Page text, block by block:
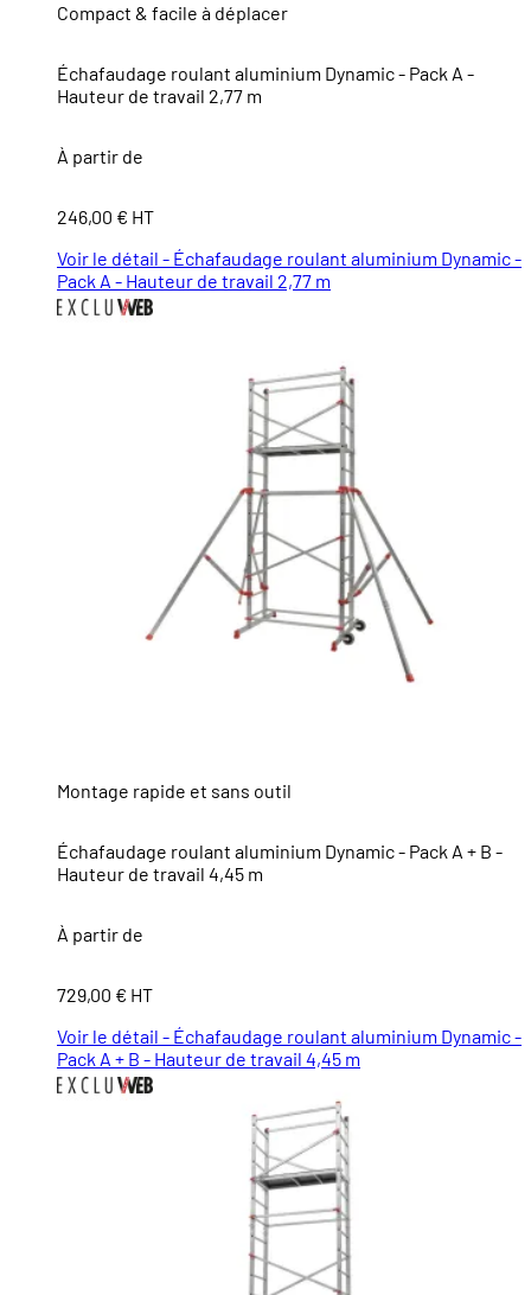
Compact & facile à déplacer
Échafaudage roulant aluminium Dynamic - Pack A -
Hauteur de travail 2,77 m
À partir de
246,00 € HT
Voir le détail - Échafaudage roulant aluminium Dynamic -
Pack A - Hauteur de travail 2,77 m
Montage rapide et sans outil
Échafaudage roulant aluminium Dynamic - Pack A + B -
Hauteur de travail 4,45 m
À partir de
729,00 € HT
Voir le détail - Échafaudage roulant aluminium Dynamic -
Pack A + B - Hauteur de travail 4,45 m